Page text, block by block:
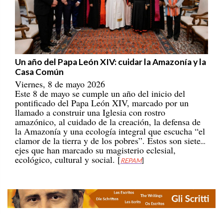
Un año del Papa León XIV: cuidar la Amazonía y la
Casa Común
Viernes, 8 de mayo 2026
Este 8 de mayo se cumple un año del inicio del
pontificado del Papa León XIV, marcado por un
llamado a construir una Iglesia con rostro
amazónico, al cuidado de la creación, la defensa de
la Amazonía y una ecología integral que escucha “el
clamor de la tierra y de los pobres”. Estos son siete
ejes que han marcado su magisterio eclesial,
ecológico, cultural y social. [REPAM]